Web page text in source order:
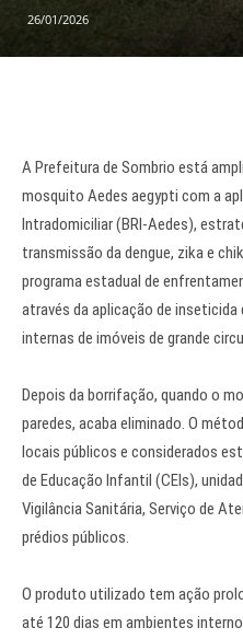
26/01/2026
A Prefeitura de Sombrio está
mosquito Aedes aegypti com a
Intradomiciliar (BRI-Aedes),
transmissão da dengue, zika e
programa estadual de
através da aplicação de
internas de imóveis de grande
Depois da borrifação, quando o
paredes, acaba eliminado. O
locais públicos e considerados
de Educação Infantil (CEIs),
Vigilância Sanitária, Serviço de
prédios públicos.
O produto utilizado tem ação
até 120 dias em ambientes